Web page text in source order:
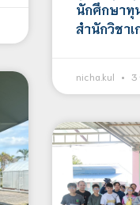
นักศึกษาทุ
สำนักวิชา
nicha.kul 3